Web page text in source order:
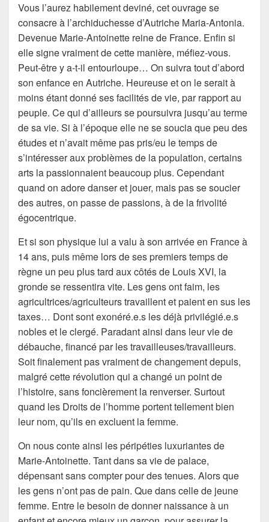
Vous l’aurez habilement deviné, cet ouvrage se
consacre à l’archiduchesse d’Autriche Maria-Antonia.
Devenue Marie-Antoinette reine de France. Enfin si
elle signe vraiment de cette manière, méfiez-vous.
Peut-être y a-t-il entourloupe… On suivra tout d’abord
son enfance en Autriche. Heureuse et on le serait à
moins étant donné ses facilités de vie, par rapport au
peuple. Ce qui d’ailleurs se poursuivra jusqu’au terme
de sa vie. Si à l’époque elle ne se soucia que peu des
études et n’avait même pas pris/eu le temps de
s’intéresser aux problèmes de la population, certains
arts la passionnaient beaucoup plus. Cependant
quand on adore danser et jouer, mais pas se soucier
des autres, on passe de passions, à de la frivolité
égocentrique.
Et si son physique lui a valu à son arrivée en France à
14 ans, puis même lors de ses premiers temps de
règne un peu plus tard aux côtés de Louis XVI, la
gronde se ressentira vite. Les gens ont faim, les
agricultrices/agriculteurs travaillent et paient en sus les
taxes… Dont sont exonéré.e.s les déjà privilégié.e.s
nobles et le clergé. Paradant ainsi dans leur vie de
débauche, financé par les travailleuses/travailleurs.
Soit finalement pas vraiment de changement depuis,
malgré cette révolution qui a changé un point de
l’histoire, sans foncièrement la renverser. Surtout
quand les Droits de l’homme portent tellement bien
leur nom, qu’ils en excluent la femme.
On nous conte ainsi les péripéties luxuriantes de
Marie-Antoinette. Tant dans sa vie de palace,
dépensant sans compter pour des tenues. Alors que
les gens n’ont pas de pain. Que dans celle de jeune
femme. Entre le besoin de donner naissance à un